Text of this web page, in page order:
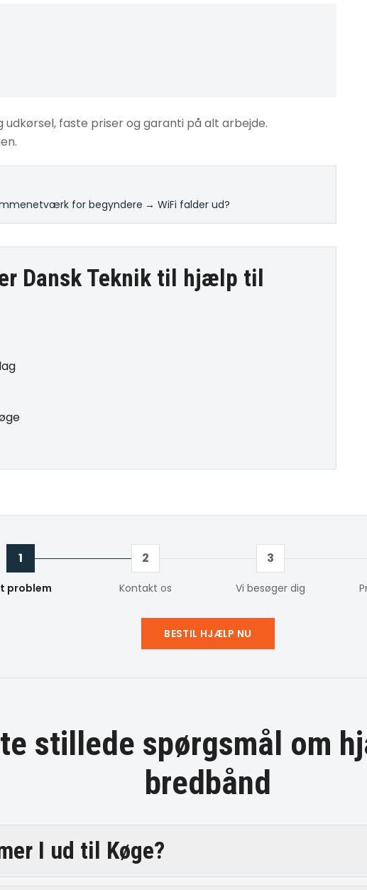
udkørsel, faste priser og garanti på alt arbejde.
for begyndere → WiFi falder ud?
Dansk Teknik til hjælp til
1
problem
2
Kontakt os
3
Vi besøger dig
BESTIL HJÆLP NU
stillede spørgsmål om
bredbånd
I ud til Køge?